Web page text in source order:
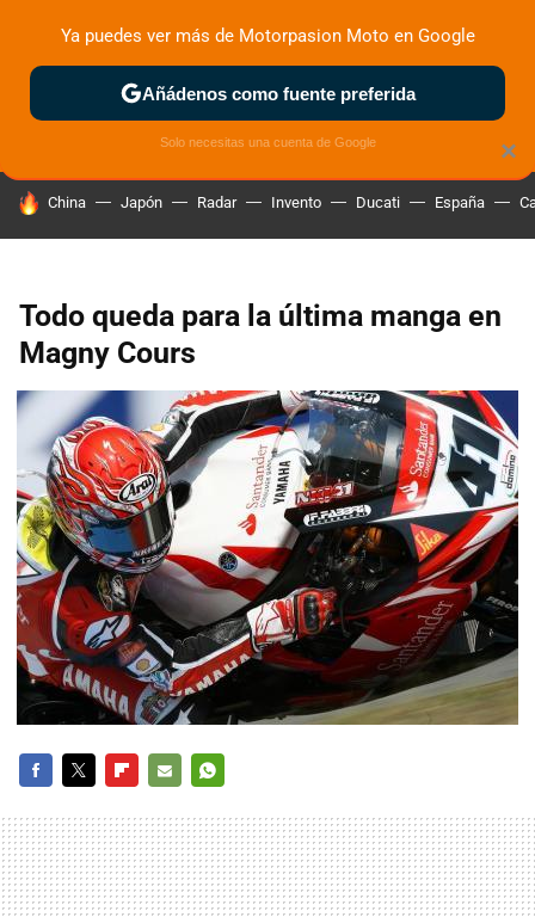
ZONA DE PRUEBAS DEPORTIVAS MOTOS ELÉCTRICAS
HOY SE HABLA DE
China Japón Radar Invento Ducati España
Todo queda para la última manga en
Magny Cours
MAIL
×
Ya puedes ver más de Motorpasion Moto en Google
Añádenos como fuente preferida
Solo necesitas una cuenta de Google